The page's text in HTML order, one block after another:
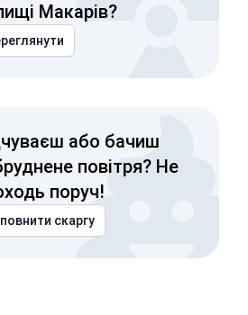
Макарів?
або бачиш
повітря? Не
поруч!
скаргу